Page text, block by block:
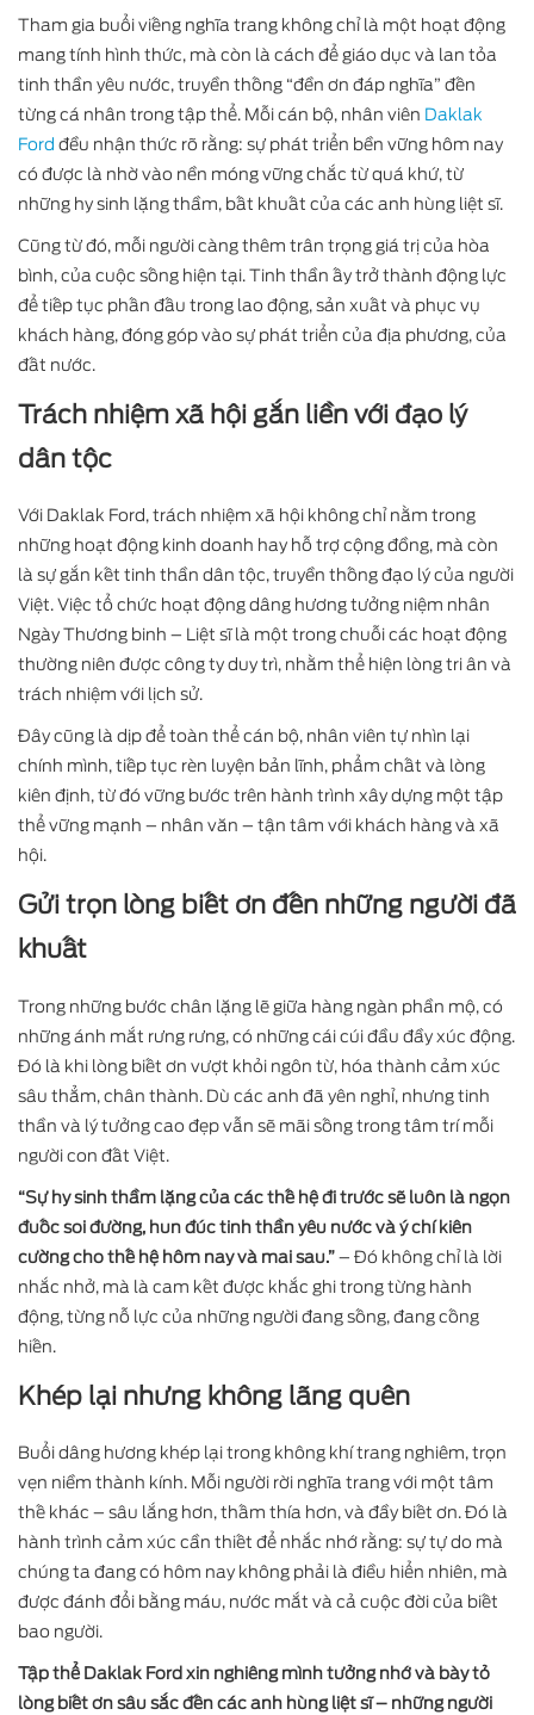
Tham gia buổi viếng nghĩa trang không chỉ là một hoạt động
mang tính hình thức, mà còn là cách để giáo dục và lan tỏa
tinh thần yêu nước, truyền thống “đền ơn đáp nghĩa” đến
từng cá nhân trong tập thể. Mỗi cán bộ, nhân viên Daklak
Ford đều nhận thức rõ rằng: sự phát triển bền vững hôm nay
có được là nhờ vào nền móng vững chắc từ quá khứ, từ
những hy sinh lặng thầm, bất khuất của các anh hùng liệt sĩ.
Cũng từ đó, mỗi người càng thêm trân trọng giá trị của hòa
bình, của cuộc sống hiện tại. Tinh thần ấy trở thành động lực
để tiếp tục phấn đấu trong lao động, sản xuất và phục vụ
khách hàng, đóng góp vào sự phát triển của địa phương, của
đất nước.
Trách nhiệm xã hội gắn liền với đạo lý
dân tộc
Với Daklak Ford, trách nhiệm xã hội không chỉ nằm trong
những hoạt động kinh doanh hay hỗ trợ cộng đồng, mà còn
là sự gắn kết tinh thần dân tộc, truyền thống đạo lý của người
Việt. Việc tổ chức hoạt động dâng hương tưởng niệm nhân
Ngày Thương binh – Liệt sĩ là một trong chuỗi các hoạt động
thường niên được công ty duy trì, nhằm thể hiện lòng tri ân và
trách nhiệm với lịch sử.
Đây cũng là dịp để toàn thể cán bộ, nhân viên tự nhìn lại
chính mình, tiếp tục rèn luyện bản lĩnh, phẩm chất và lòng
kiên định, từ đó vững bước trên hành trình xây dựng một tập
thể vững mạnh – nhân văn – tận tâm với khách hàng và xã
hội.
Gửi trọn lòng biết ơn đến những người đã
khuất
Trong những bước chân lặng lẽ giữa hàng ngàn phần mộ, có
những ánh mắt rưng rưng, có những cái cúi đầu đầy xúc động.
Đó là khi lòng biết ơn vượt khỏi ngôn từ, hóa thành cảm xúc
sâu thẳm, chân thành. Dù các anh đã yên nghỉ, nhưng tinh
thần và lý tưởng cao đẹp vẫn sẽ mãi sống trong tâm trí mỗi
người con đất Việt.
“Sự hy sinh thầm lặng của các thế hệ đi trước sẽ luôn là ngọn
đuốc soi đường, hun đúc tinh thần yêu nước và ý chí kiên
cường cho thế hệ hôm nay và mai sau.”– Đó không chỉ là lời
nhắc nhở, mà là cam kết được khắc ghi trong từng hành
động, từng nỗ lực của những người đang sống, đang cống
hiến.
Khép lại nhưng không lãng quên
Buổi dâng hương khép lại trong không khí trang nghiêm, trọn
vẹn niềm thành kính. Mỗi người rời nghĩa trang với một tâm
thế khác – sâu lắng hơn, thấm thía hơn, và đầy biết ơn. Đó là
hành trình cảm xúc cần thiết để nhắc nhớ rằng: sự tự do mà
chúng ta đang có hôm nay không phải là điều hiển nhiên, mà
được đánh đổi bằng máu, nước mắt và cả cuộc đời của biết
bao người.
Tập thể Daklak Ford xin nghiêng mình tưởng nhớ và bày tỏ
lòng biết ơn sâu sắc đến các anh hùng liệt sĩ – những người